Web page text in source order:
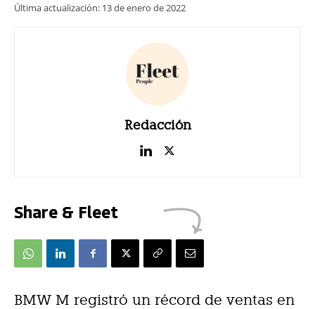
Última actualización: 13 de enero de 2022
Redacción
Share & Fleet
BMW M registró un récord de ventas en